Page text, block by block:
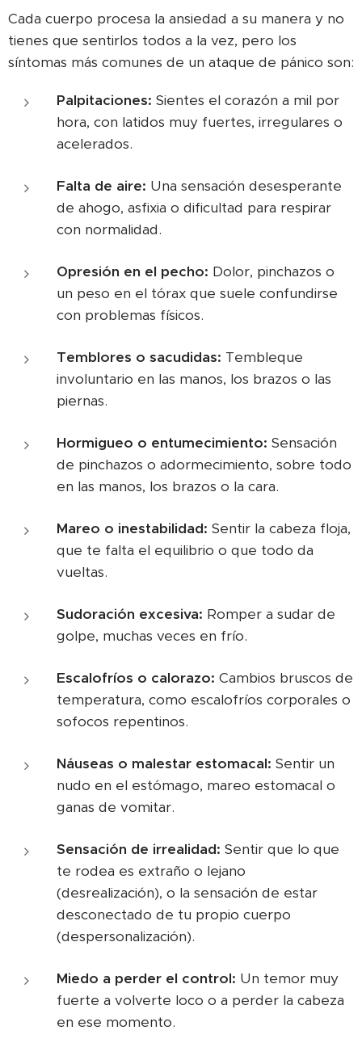
Cada cuerpo procesa la ansiedad a su manera y no
tienes que sentirlos todos a la vez, pero los
síntomas más comunes de un ataque de pánico son:
Palpitaciones: Sientes el corazón a mil por
hora, con latidos muy fuertes, irregulares o
acelerados.
Falta de aire: Una sensación desesperante
de ahogo, asfixia o dificultad para respirar
con normalidad.
Opresión en el pecho: Dolor, pinchazos o
un peso en el tórax que suele confundirse
con problemas físicos.
Temblores o sacudidas: Tembleque
involuntario en las manos, los brazos o las
piernas.
Hormigueo o entumecimiento: Sensación
de pinchazos o adormecimiento, sobre todo
en las manos, los brazos o la cara.
Mareo o inestabilidad: Sentir la cabeza floja,
que te falta el equilibrio o que todo da
vueltas.
Sudoración excesiva: Romper a sudar de
golpe, muchas veces en frío.
Escalofríos o calorazo: Cambios bruscos de
temperatura, como escalofríos corporales o
sofocos repentinos.
Náuseas o malestar estomacal: Sentir un
nudo en el estómago, mareo estomacal o
ganas de vomitar.
Sensación de irrealidad: Sentir que lo que
te rodea es extraño o lejano
(desrealización), o la sensación de estar
desconectado de tu propio cuerpo
(despersonalización).
Miedo a perder el control: Un temor muy
fuerte a volverte loco o a perder la cabeza
en ese momento.